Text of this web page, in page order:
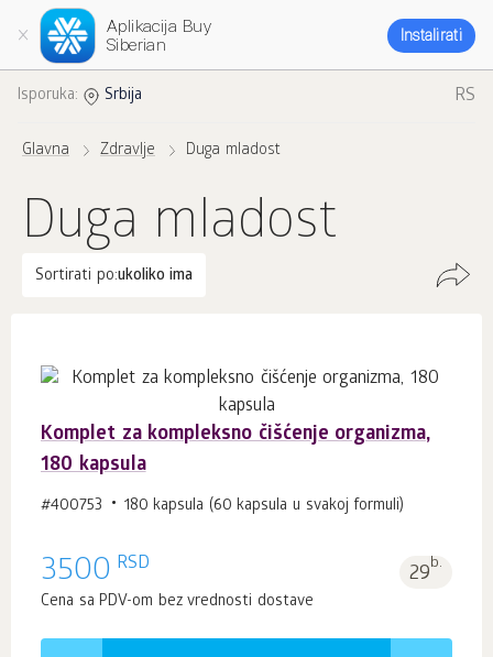
Aplikacija Buy
Siberian
Instalirati
Isporuka: Srbija RS
Glavna Zdravlje Duga mladost
Duga mladost
Sortirati po:ukoliko ima
Komplet za kompleksno čišćenje organizma,
180 kapsula
#400753 180 kapsula (60 kapsula u svakoj formuli)
3500 RSD 29b.
Cena sa PDV-om bez vrednosti dostave